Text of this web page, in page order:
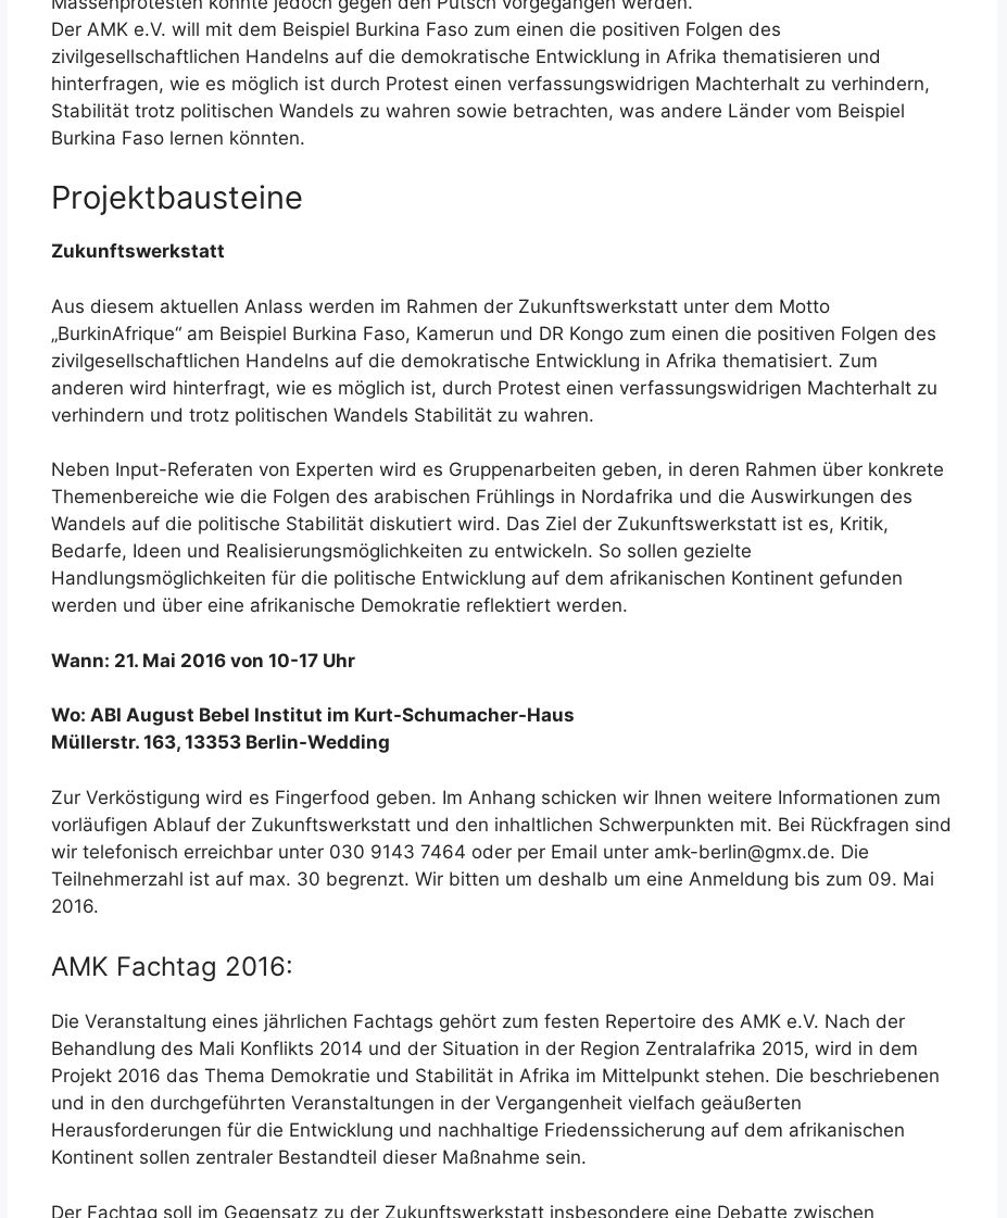
Der AMK e.V. will mit dem Beispiel Burkina Faso zum einen die positiven Folgen des
zivilgesellschaftlichen Handelns auf die demokratische Entwicklung in Afrika thematisieren und
hinterfragen, wie es möglich ist durch Protest einen verfassungswidrigen Machterhalt zu verhindern,
Stabilität trotz politischen Wandels zu wahren sowie betrachten, was andere Länder vom Beispiel
Burkina Faso lernen könnten.
Projektbausteine
Zukunftswerkstatt
Aus diesem aktuellen Anlass werden im Rahmen der Zukunftswerkstatt unter dem Motto
„BurkinAfrique“ am Beispiel Burkina Faso, Kamerun und DR Kongo zum einen die positiven Folgen des
zivilgesellschaftlichen Handelns auf die demokratische Entwicklung in Afrika thematisiert. Zum
anderen wird hinterfragt, wie es möglich ist, durch Protest einen verfassungswidrigen Machterhalt zu
verhindern und trotz politischen Wandels Stabilität zu wahren.
Neben Input-Referaten von Experten wird es Gruppenarbeiten geben, in deren Rahmen über konkrete
Themenbereiche wie die Folgen des arabischen Frühlings in Nordafrika und die Auswirkungen des
Wandels auf die politische Stabilität diskutiert wird. Das Ziel der Zukunftswerkstatt ist es, Kritik,
Bedarfe, Ideen und Realisierungsmöglichkeiten zu entwickeln. So sollen gezielte
Handlungsmöglichkeiten für die politische Entwicklung auf dem afrikanischen Kontinent gefunden
werden und über eine afrikanische Demokratie reflektiert werden.
Wann: 21. Mai 2016 von 10-17 Uhr
Wo: ABI August Bebel Institut im Kurt-Schumacher-Haus
Müllerstr. 163, 13353 Berlin-Wedding
Zur Verköstigung wird es Fingerfood geben. Im Anhang schicken wir Ihnen weitere Informationen zum
vorläufigen Ablauf der Zukunftswerkstatt und den inhaltlichen Schwerpunkten mit. Bei Rückfragen sind
wir telefonisch erreichbar unter 030 9143 7464 oder per Email unter amk-berlin@gmx.de. Die
Teilnehmerzahl ist auf max. 30 begrenzt. Wir bitten um deshalb um eine Anmeldung bis zum 09. Mai
2016.
AMK Fachtag 2016:
Die Veranstaltung eines jährlichen Fachtags gehört zum festen Repertoire des AMK e.V. Nach der
Behandlung des Mali Konflikts 2014 und der Situation in der Region Zentralafrika 2015, wird in dem
Projekt 2016 das Thema Demokratie und Stabilität in Afrika im Mittelpunkt stehen. Die beschriebenen
und in den durchgeführten Veranstaltungen in der Vergangenheit vielfach geäußerten
Herausforderungen für die Entwicklung und nachhaltige Friedenssicherung auf dem afrikanischen
Kontinent sollen zentraler Bestandteil dieser Maßnahme sein.
Der Fachtag soll im Gegensatz zu der Zukunftswerkstatt insbesondere eine Debatte zwischen